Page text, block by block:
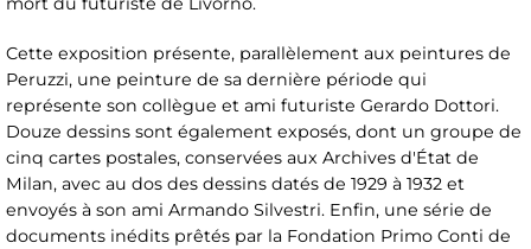
Cette exposition présente, parallèlement aux peintures de
Peruzzi, une peinture de sa dernière période qui
représente son collègue et ami futuriste Gerardo Dottori.
Douze dessins sont également exposés, dont un groupe de
cinq cartes postales, conservées aux Archives d'État de
Milan, avec au dos des dessins datés de 1929 à 1932 et
envoyés à son ami Armando Silvestri. Enfin, une série de
documents inédits prêtés par la Fondation Primo Conti de